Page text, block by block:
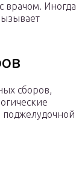
врачом. Иногда
сборов,